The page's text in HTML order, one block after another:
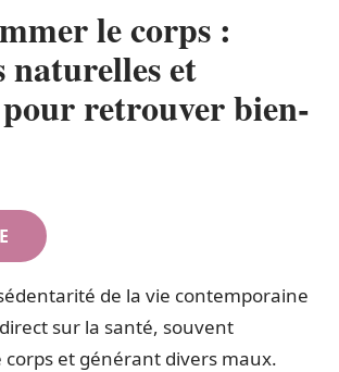
le corps :
naturelles et
pour retrouver bien-
de la vie contemporaine
sur la santé, souvent
et générant divers maux.